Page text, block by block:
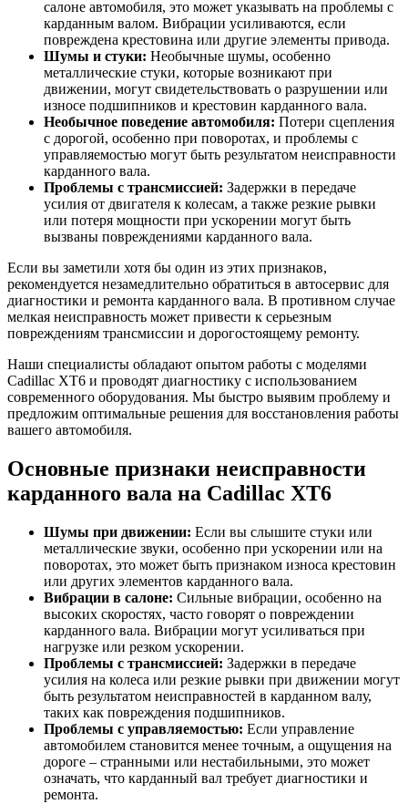
салоне автомобиля, это может указывать на проблемы с
карданным валом. Вибрации усиливаются, если
повреждена крестовина или другие элементы привода.
Шумы и стуки: Необычные шумы, особенно
металлические стуки, которые возникают при
движении, могут свидетельствовать о разрушении или
износе подшипников и крестовин карданного вала.
Необычное поведение автомобиля: Потери сцепления
с дорогой, особенно при поворотах, и проблемы с
управляемостью могут быть результатом неисправности
карданного вала.
Проблемы с трансмиссией: Задержки в передаче
усилия от двигателя к колесам, а также резкие рывки
или потеря мощности при ускорении могут быть
вызваны повреждениями карданного вала.
Если вы заметили хотя бы один из этих признаков,
рекомендуется незамедлительно обратиться в автосервис для
диагностики и ремонта карданного вала. В противном случае
мелкая неисправность может привести к серьезным
повреждениям трансмиссии и дорогостоящему ремонту.
Наши специалисты обладают опытом работы с моделями
Cadillac XT6 и проводят диагностику с использованием
современного оборудования. Мы быстро выявим проблему и
предложим оптимальные решения для восстановления работы
вашего автомобиля.
Основные признаки неисправности
карданного вала на Cadillac XT6
Шумы при движении: Если вы слышите стуки или
металлические звуки, особенно при ускорении или на
поворотах, это может быть признаком износа крестовин
или других элементов карданного вала.
Вибрации в салоне: Сильные вибрации, особенно на
высоких скоростях, часто говорят о повреждении
карданного вала. Вибрации могут усиливаться при
нагрузке или резком ускорении.
Проблемы с трансмиссией: Задержки в передаче
усилия на колеса или резкие рывки при движении могут
быть результатом неисправностей в карданном валу,
таких как повреждения подшипников.
Проблемы с управляемостью: Если управление
автомобилем становится менее точным, а ощущения на
дороге – странными или нестабильными, это может
означать, что карданный вал требует диагностики и
ремонта.